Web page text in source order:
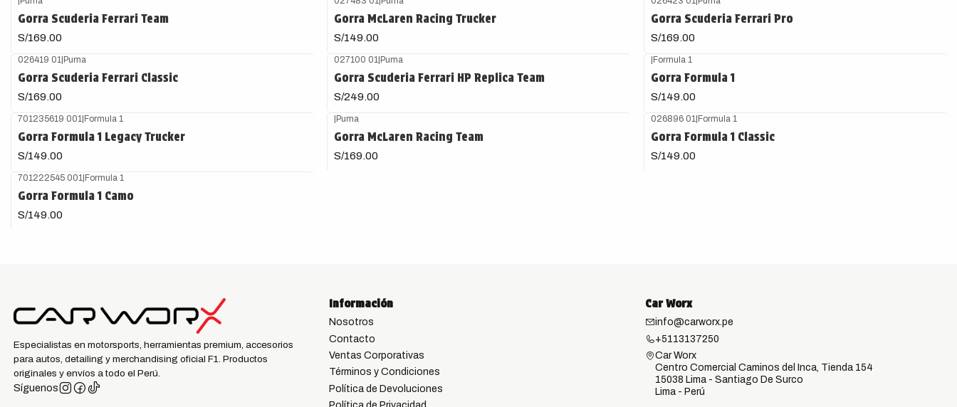
Gorra Scuderia Ferrari Team
S/169.00
Gorra McLaren Racing Trucker
S/149.00
Gorra Scuderia Ferrari Pro
S/169.00
026419 01 |Puma
Gorra Scuderia Ferrari Classic
S/169.00
027100 01 |Puma
Gorra Scuderia Ferrari HP Replica Team
S/249.00
|Formula 1
Gorra Formula 1
S/149.00
701235619 001 |Formula 1
Gorra Formula 1 Legacy Trucker
S/149.00
|Puma
Gorra McLaren Racing Team
S/169.00
026896 01 |Formula 1
Gorra Formula 1 Classic
S/149.00
701222545 001 |Formula 1
Gorra Formula 1 Camo
S/149.00
Especialistas en motorsports, herramientas premium, accesorios
para autos, detailing y merchandising oficial F1. Productos
originales y envíos a todo el Perú.
Síguenos
Información
Nosotros
Contacto
Ventas Corporativas
Términos y Condiciones
Política de Devoluciones
Car Worx
info@carworx.pe
+5113137250
Car Worx
Centro Comercial Caminos del Inca, Tienda 154
15038 Lima - Santiago De Surco
Lima - Perú